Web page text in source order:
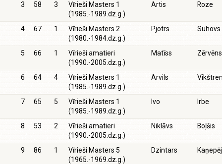
3 58 3
Vīrieši Masters 1
(1985.-1989.dz.g.)
Artis Roze
4 67 1
Vīrieši Masters 2
(1980.-1984.dz.g.)
Pjotrs Suhovs
5 66 1
Vīrieši amatieri
(1990.-2005.dz.g.)
Matīss Zērvēns
6 64 4
Vīrieši Masters 1
(1985.-1989.dz.g.)
Arvils
7 65 5
Vīrieši Masters 1
(1985.-1989.dz.g.)
Ivo Irbe
8 53 2
Vīrieši amatieri
(1990.-2005.dz.g.)
Niklāvs Boļšis
9 86 1
Vīrieši Masters 5
(1965.-1969.dz.g.)
Dzintars